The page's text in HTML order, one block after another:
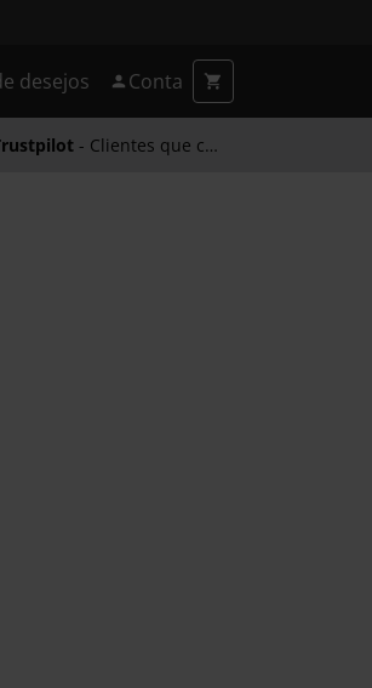
desejos Conta
- Clientes que confiam em nós